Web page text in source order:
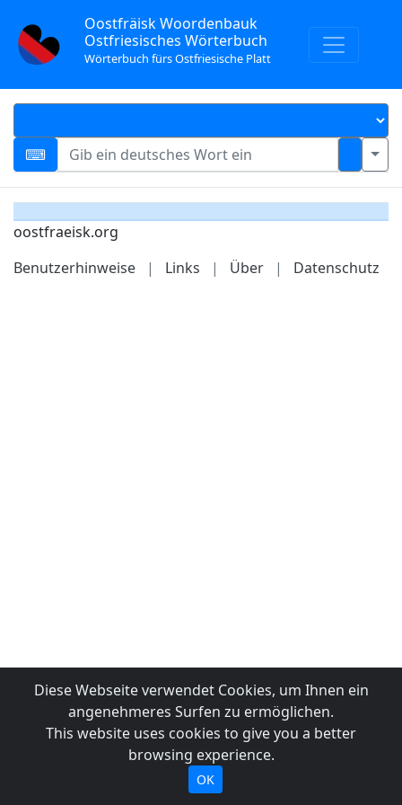
Oostfräisk Woordenbauk
Ostfriesisches Wörterbuch
Wörterbuch fürs Ostfriesische Platt
oostfraeisk.org
Benutzerhinweise
| Links | Über | Datenschutz
Diese Webseite verwendet Cookies, um Ihnen ein
angenehmeres Surfen zu ermöglichen.
This website uses cookies to give you a better
browsing experience.
OK